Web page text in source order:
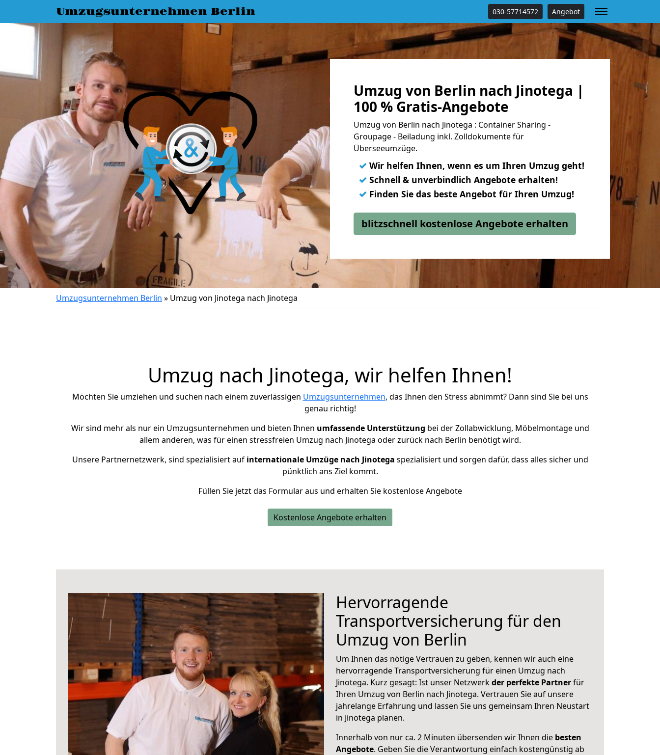
Umzugsunternehmen Berlin 030-57714572 Angebot
Umzug von Berlin nach Jinotega |
100 % Gratis-Angebote
Umzug von Berlin nach Jinotega : Container Sharing -
Groupage - Beiladung inkl. Zolldokumente für
Überseeumzüge.
✓ Wir helfen Ihnen, wenn es um Ihren Umzug geht!
✓ Schnell & unverbindlich Angebote erhalten!
✓ Finden Sie das beste Angebot für Ihren Umzug!
blitzschnell kostenlose Angebote erhalten
Umzugsunternehmen Berlin » Umzug von Jinotega nach Jinotega
Umzug nach Jinotega, wir helfen Ihnen!
Möchten Sie umziehen und suchen nach einem zuverlässigen Umzugsunternehmen, das Ihnen den Stress abnimmt? Dann sind Sie bei uns
genau richtig!
Wir sind mehr als nur ein Umzugsunternehmen und bieten Ihnen umfassende Unterstützung bei der Zollabwicklung, Möbelmontage und
allem anderen, was für einen stressfreien Umzug nach Jinotega oder zurück nach Berlin benötigt wird.
Unsere Partnernetzwerk, sind spezialisiert auf internationale Umzüge nach Jinotega spezialisiert und sorgen dafür, dass alles sicher und
pünktlich ans Ziel kommt.
Füllen Sie jetzt das Formular aus und erhalten Sie kostenlose Angebote
Kostenlose Angebote erhalten
Hervorragende
Transportversicherung für den
Umzug von Berlin
Um Ihnen das nötige Vertrauen zu geben, kennen wir auch eine
hervorragende Transportversicherung für einen Umzug nach
Jinotega. Kurz gesagt: Ist unser Netzwerkder perfekte Partnerfür
Ihren Umzug von Berlin nach Jinotega. Vertrauen Sie auf unsere
jahrelange Erfahrung und lassen Sie uns gemeinsam Ihren Neustart
in Jinotega planen.
Innerhalb von nur ca. 2 Minuten übersenden wir Ihnen die besten
Angebote. Geben Sie die Verantwortung einfach kostengünstig ab